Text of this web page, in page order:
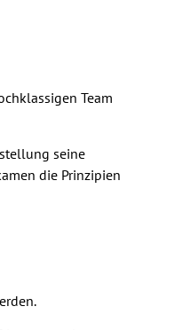
Team
seine
die Prinzipien